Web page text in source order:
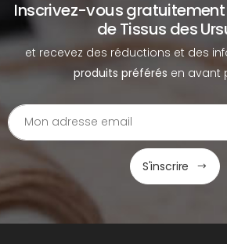
Inscrivez-vous
de Tissus des
et recevez des réductions et des
produits préférés en avant
S'inscrire